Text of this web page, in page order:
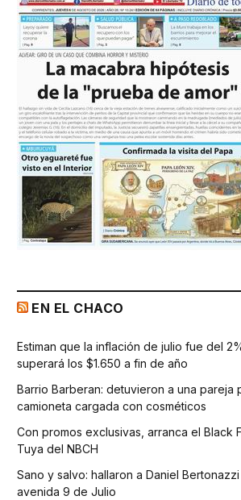
EN EL CHACO
Estiman que la inflación de julio fue del
superará los $1.650 a fin de año
Barrio Barberan: detuvieron a una pareja
camioneta cargada con cosméticos
Con promos exclusivas, arranca el Black
Tuya del NBCH
Sano y salvo: hallaron a Daniel Bertonazzi
avenida 9 de Julio